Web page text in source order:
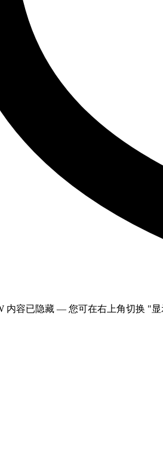
内容已隐藏 — 您可在右上角切换 "